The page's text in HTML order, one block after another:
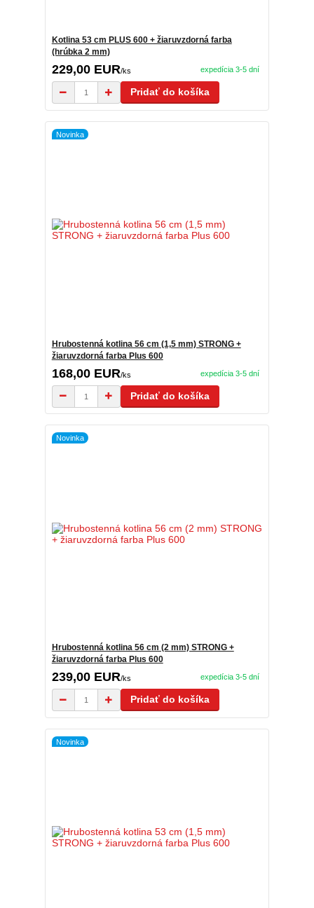
Kotlina 53 cm PLUS 600 + žiaruvzdorná farba
(hrúbka 2 mm)
229,00 EUR/ks expedícia 3-5 dní
Pridať do košíka
Novinka
Hrubostenná kotlina 56 cm (1,5 mm) STRONG +
žiaruvzdorná farba Plus 600
168,00 EUR/ks expedícia 3-5 dní
Pridať do košíka
Novinka
Hrubostenná kotlina 56 cm (2 mm) STRONG +
žiaruvzdorná farba Plus 600
239,00 EUR/ks expedícia 3-5 dní
Pridať do košíka
Novinka